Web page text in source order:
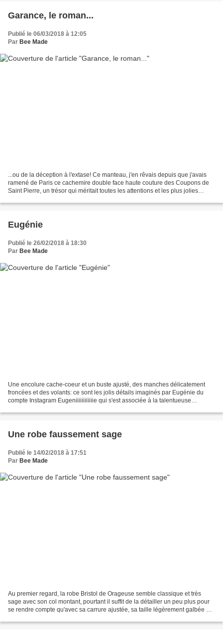
Garance, le roman...
Publié le 06/03/2018 à 12:05
Par Bee Made
...ou de la déception à l'extase! Ce manteau, j'en rêvais depuis que j'avais
ramené de Paris ce cachemire double face haute couture des Coupons de
Saint Pierre, un trésor qui méritait toutes les attentions et les plus jolies
Eugénie
Publié le 26/02/2018 à 18:30
Par Bee Made
Une encolure cache-coeur et un buste ajusté, des manches délicatement
froncées et des volants: ce sont les jolis détails imaginés par Eugénie du
compte Instagram Eugeniiiiiiiiiiiie qui s'est associée à la talentueuse
Une robe faussement sage
Publié le 14/02/2018 à 17:51
Par Bee Made
Au premier regard, la robe Bristol de Orageuse semble classique et très
sage avec son col montant, pourtant il suffit de la détailler un peu plus pour
se rendre compte qu'avec sa carrure ajustée, sa taille légèrement galbée et